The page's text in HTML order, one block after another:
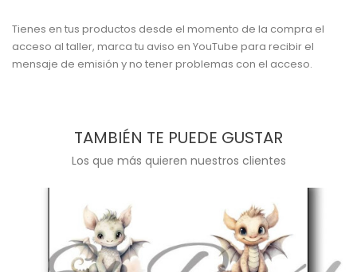
Tienes en tus productos desde el momento de la compra el
acceso al taller, marca tu aviso en YouTube para recibir el
mensaje de emisión y no tener problemas con el acceso.
TAMBIÉN TE PUEDE GUSTAR
Los que más quieren nuestros clientes